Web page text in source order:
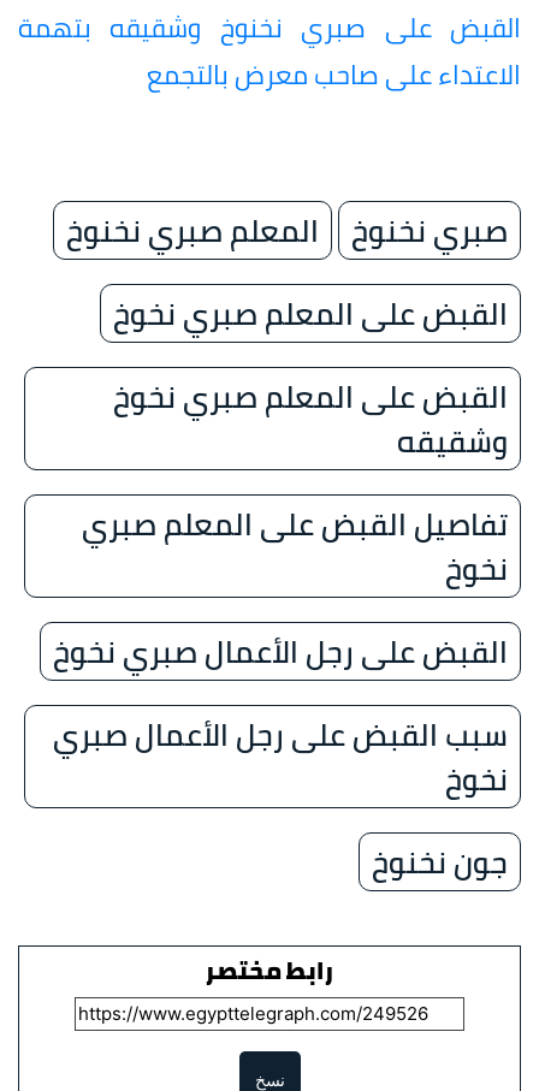
القبض على صبري نخنوخ وشقيقه بتهمة
الاعتداء على صاحب معرض بالتجمع
صبري نخنوخ
المعلم صبري نخنوخ
القبض على المعلم صبري نخوخ
القبض على المعلم صبري نخوخ
وشقيقه
تفاصيل القبض على المعلم صبري
نخوخ
القبض على رجل الأعمال صبري نخوخ
سبب القبض على رجل الأعمال صبري
نخوخ
جون نخنوخ
رابط مختصر
نسخ